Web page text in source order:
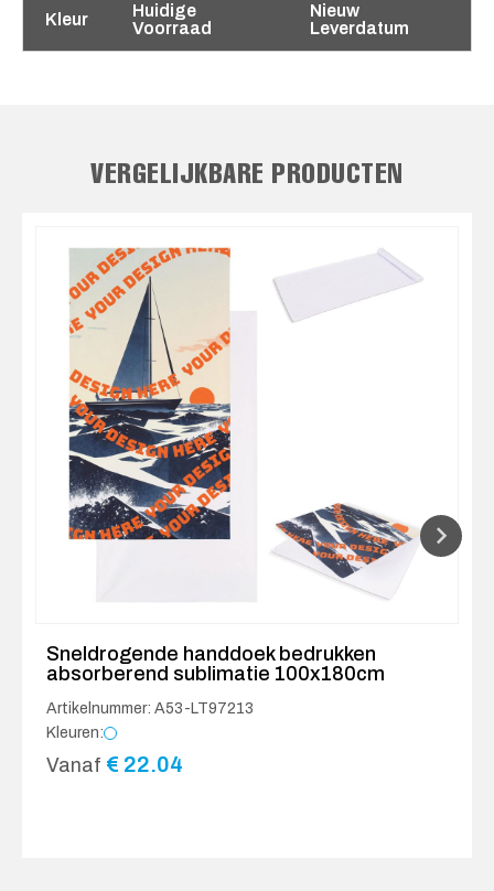
Kleur
Huidige
Voorraad
Nieuw
Leverdatum
VERGELIJKBARE PRODUCTEN
Sneldrogende handdoek bedrukken
absorberend sublimatie 100x180cm
Artikelnummer: A53-LT97213
Kleuren:
Vanaf € 22.04